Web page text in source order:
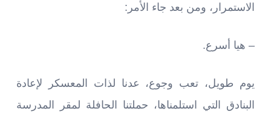
الاستمرار، ومن بعد جاء الأمر:
– هيا أسرع.
يوم طويل، تعب وجوع، عدنا لذات المعسكر لإعادة
البنادق التي استلمناها، حملتنا الحافلة لمقر المدرسة